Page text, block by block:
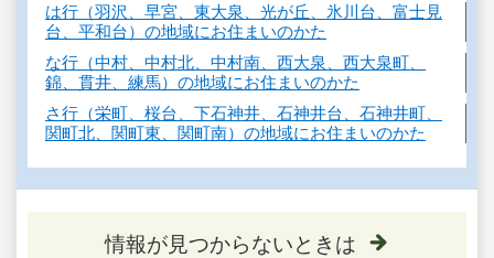
は行（羽沢、早宮、東大泉、光が丘、氷川台、富士見
台、平和台）の地域にお住まいのかた
な行（中村、中村北、中村南、西大泉、西大泉町、
錦、貫井、練馬）の地域にお住まいのかた
さ行（栄町、桜台、下石神井、石神井台、石神井町、
関町北、関町東、関町南）の地域にお住まいのかた
情報が見つからないときは